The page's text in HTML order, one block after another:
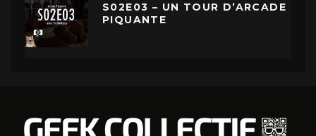
S02E03 – UN TOUR D’ARCADE
PIQUANTE